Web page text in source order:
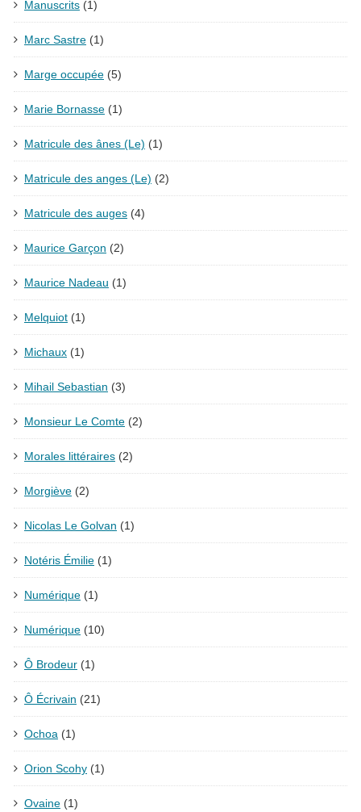
Manuscrits (1)
Marc Sastre (1)
Marge occupée (5)
Marie Bornasse (1)
Matricule des ânes (Le) (1)
Matricule des anges (Le) (2)
Matricule des auges (4)
Maurice Garçon (2)
Maurice Nadeau (1)
Melquiot (1)
Michaux (1)
Mihail Sebastian (3)
Monsieur Le Comte (2)
Morales littéraires (2)
Morgiève (2)
Nicolas Le Golvan (1)
Notéris Émilie (1)
Numérique (1)
Numérique (10)
Ô Brodeur (1)
Ô Écrivain (21)
Ochoa (1)
Orion Scohy (1)
Ovaine (1)